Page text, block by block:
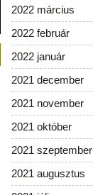
2022 március
2022 február
2022 január
2021 december
2021 november
2021 október
2021 szeptember
2021 augusztus